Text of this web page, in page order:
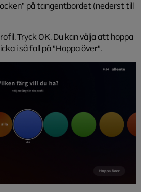
på tangentbordet (nederst till
Tryck OK. Du kan välja att hoppa
i så fall på ”Hoppa över”.